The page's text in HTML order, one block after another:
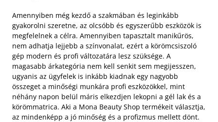
Amennyiben még kezdő a szakmában és leginkább
gyakorolni szeretne, az olcsóbb és egyszerűbb eszközök is
megfelelnek a célra. Amennyiben tapasztalt manikűrös,
nem adhatja lejjebb a színvonalat, ezért a körömcsiszoló
gép modern és profi változatára lesz szüksége. A
magasabb árkategória nem kell senkit sem megijesszen,
ugyanis az ügyfelek is inkább kiadnak egy nagyobb
összeget a minőségi munkára profi eszközökkel, mint
néhány napon belül máris elkezdjen lekopni a gél lak és a
körömmatrica. Aki a Mona Beauty Shop termékeit választja,
az mindenképp a jó minőség és a profizmus mellett dönt.